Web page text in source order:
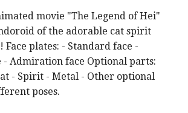
movie "The Legend of Hei"
of the adorable cat spirit
Face plates: - Standard face -
- Admiration face Optional parts:
- Spirit - Metal - Other optional
poses.